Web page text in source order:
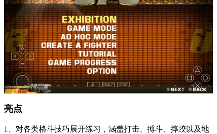
亮点
1、对各类格斗技巧展开练习，涵盖打击、搏斗、摔跤以及地